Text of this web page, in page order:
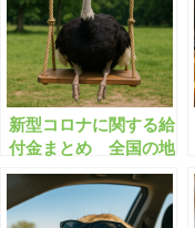
新型コロナに関する給
付金まとめ 全国の地
方自治体で359件【有
料会員限定】